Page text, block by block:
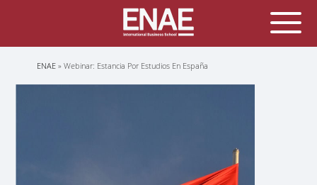
Sobrescribir
ayuda
ENAE Webinar: Estancia Por Estudios En España